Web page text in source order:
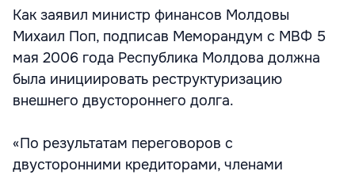
Как заявил министр финансов Молдовы
Михаил Поп, подписав Меморандум с МВФ 5
мая 2006 года Республика Молдова должна
была инициировать реструктуризацию
внешнего двустороннего долга.
«По результатам переговоров с
двусторонними кредиторами, членами